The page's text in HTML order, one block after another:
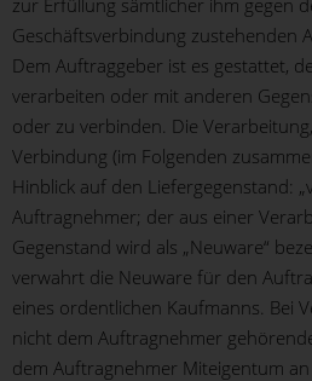
zur Erfüllung sämtlicher ihm gegen
Geschäftsverbindung zustehenden
Dem Auftraggeber ist es gestattet,
verarbeiten oder mit anderen
oder zu verbinden. Die
Verbindung (im Folgenden
Hinblick auf den Liefergegenstand:
Auftragnehmer; der aus einer
Gegenstand wird als „Neuware“
verwahrt die Neuware für den
eines ordentlichen Kaufmanns. Bei
nicht dem Auftragnehmer
dem Auftragnehmer Miteigentum